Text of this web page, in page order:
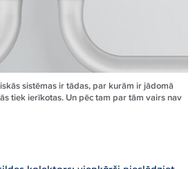
sistēmas ir tādas, par kurām ir jādomā
tiek ierīkotas. Un pēc tam par tām vairs nav